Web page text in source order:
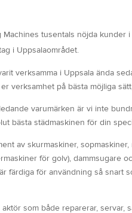
tusentals nöjda kunder
i Uppsalaområdet.
verksamma i Uppsala ända
verksamhet på bästa möjliga
varumärken är vi inte
bästa städmaskinen för din
av skurmaskiner,
för golv), dammsugare
färdiga för användning så snart
som både reparerar, servar,